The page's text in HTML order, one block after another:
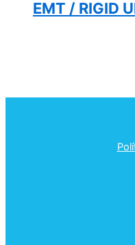
EMT / RIGID